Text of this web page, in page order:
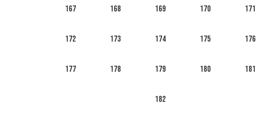
167 168 169 170 171
172 173 174 175 176
177 178 179 180 181
182